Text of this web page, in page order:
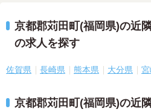
京都郡苅田町(福岡県)の近
の求人を探す
佐賀県 長崎県 熊本県 大分県
京都郡苅田町(福岡県)の近